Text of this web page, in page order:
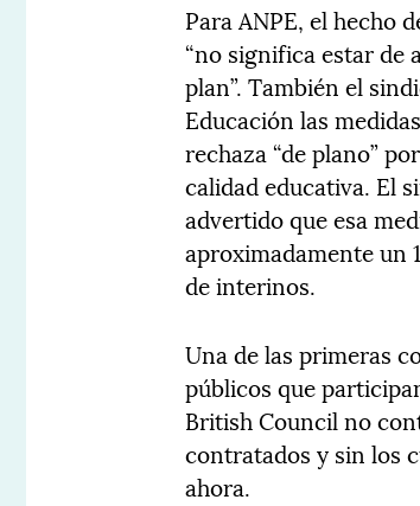
Para ANPE, el hecho
“no significa estar de
plan”. También el
Educación las
rechaza “de plano”
calidad educativa. El
advertido que esa
aproximadamente un
de interinos.
Una de las primeras
públicos que
British Council no
contratados y sin los
ahora.